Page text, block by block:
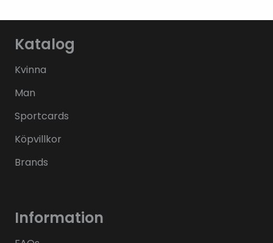
Katalog
Kvinna
Man
Sportcards
Köpvillkor
Brands
Information